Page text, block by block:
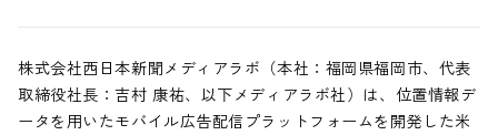
株式会社西日本新聞メディアラボ（本社：福岡県福岡市、代表
取締役社長：吉村 康祐、以下メディアラボ社）は、位置情報デ
ータを用いたモバイル広告配信プラットフォームを開発した米